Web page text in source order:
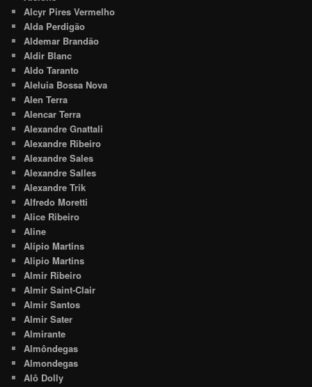
Alcyr Pires Vermelho
Alda Perdigão
Aldemar Brandão
Aldir Blanc
Aldo Taranto
Aleluia Bossa Nova
Alen Terra
Alencar Terra
Alexandre Gnattali
Alexandre Ribeiro
Alexandre Sales
Alexandre Salles
Alexandre Trik
Alfredo Moretti
Alice Ribeiro
Aline
Alípio Martins
Alipio Martins
Almir Ribeiro
Almir Saint-Clair
Almir Santos
Almir Sater
Almirante
Almôndegas
Almondegas
Alô Dolly